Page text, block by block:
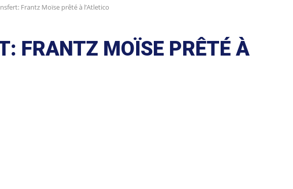
Frantz Moïse prêté à l’Atletico
FRANTZ MOÏSE PRÊTÉ À